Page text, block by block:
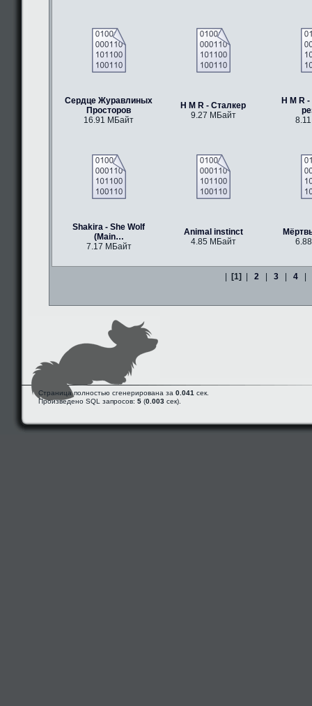
Сердце Журавлиных
Просторов
16.91 МБайт
H M R - Сталкер
9.27 МБайт
H M R
Shakira - She Wolf
(Main…
7.17 МБайт
Animal instinct
4.85 МБайт
[1] 2 3 4
Страница полностью сгенерирована за 0.041 сек.
Произведено SQL запросов: 5 (0.003 сек).